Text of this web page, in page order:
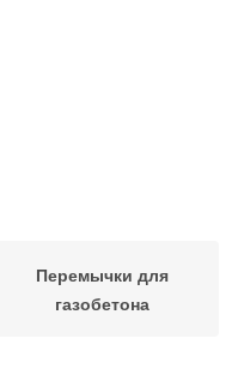
Перемычки для
газобетона